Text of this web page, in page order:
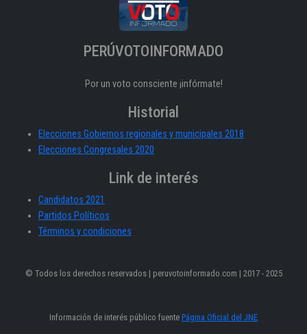
PERÚVOTOINFORMADO
Por un voto consciente ¡infórmate!
Historial
Elecciones Gobiernos regionales y municipales 2018
Elecciones Congresales 2020
Link de interés
Candidatos 2021
Partidos Políticos
Términos y condiciones
© Todos los derechos reservados | peruvotoinformado.com | 2017 - 2025
Información de interés público fuente Página Oficial del JNE